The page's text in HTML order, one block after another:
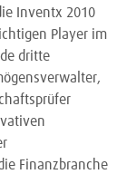
Inventx 2010
Player im
dritte
Finanzbranche